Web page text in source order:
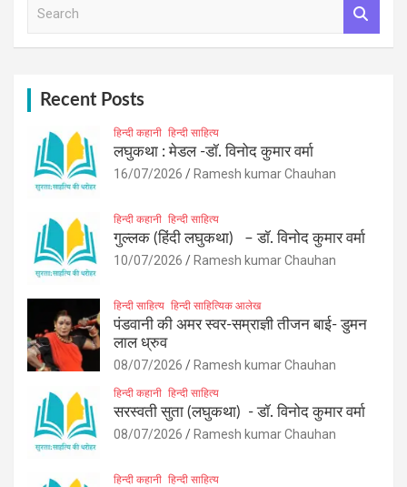
Recent Posts
हिन्दी कहानी हिन्दी साहित्य
लघुकथा : मेडल -डॉ. विनोद कुमार वर्मा
16/07/2026 Ramesh kumar Chauhan
हिन्दी कहानी हिन्दी साहित्य
गुल्लक (हिंदी लघुकथा) – डॉ. विनोद कुमार वर्मा
10/07/2026 Ramesh kumar Chauhan
हिन्दी साहित्य हिन्दी साहित्यिक आलेख
पंडवानी की अमर स्वर-सम्राज्ञी तीजन बाई- डुमन
लाल ध्रुव
08/07/2026 Ramesh kumar Chauhan
हिन्दी कहानी हिन्दी साहित्य
सरस्वती सुता (लघुकथा) ​- डॉ. विनोद कुमार वर्मा
08/07/2026 Ramesh kumar Chauhan
हिन्दी कहानी हिन्दी साहित्य